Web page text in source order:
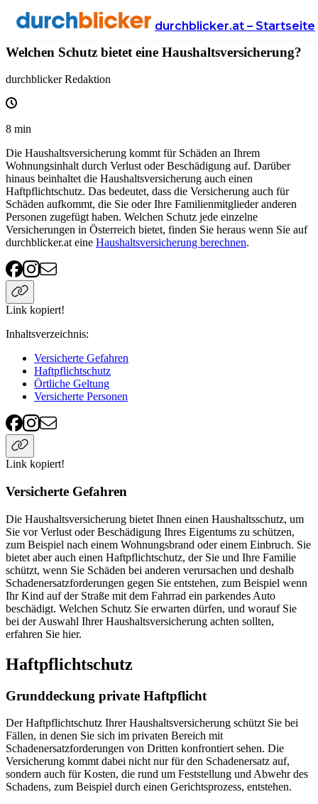
durchblicker.at – Startseite
Wissen Versicherung haushaltsversicherung
Welchen Schutz bietet eine Haushaltsversicherung?
durchblicker Redaktion
8 min
Die Haushaltsversicherung kommt für Schäden an Ihrem
Wohnungsinhalt durch Verlust oder Beschädigung auf. Darüber
hinaus beinhaltet die Haushaltsversicherung auch einen
Haftpflichtschutz. Das bedeutet, dass die Versicherung auch für
Schäden aufkommt, die Sie oder Ihre Familienmitglieder anderen
Personen zugefügt haben. Welchen Schutz jede einzelne
Versicherungen in Österreich bietet, finden Sie heraus wenn Sie auf
durchblicker.at eine Haushaltsversicherung berechnen.
Link kopiert!
Inhaltsverzeichnis:
Versicherte Gefahren
Haftpflichtschutz
Örtliche Geltung
Versicherte Personen
Link kopiert!
Versicherte Gefahren
Die Haushaltsversicherung bietet Ihnen einen Haushaltsschutz, um
Sie vor Verlust oder Beschädigung Ihres Eigentums zu schützen,
zum Beispiel nach einem Wohnungsbrand oder einem Einbruch. Sie
bietet aber auch einen Haftpflichtschutz, der Sie und Ihre Familie
schützt, wenn Sie Schäden bei anderen verursachen und deshalb
Schadenersatzforderungen gegen Sie entstehen, zum Beispiel wenn
Ihr Kind auf der Straße mit dem Fahrrad ein parkendes Auto
beschädigt. Welchen Schutz Sie erwarten dürfen, und worauf Sie
bei der Auswahl Ihrer Haushaltsversicherung achten sollten,
erfahren Sie hier.
Haftpflichtschutz
Grunddeckung private Haftpflicht
Der Haftpflichtschutz Ihrer Haushaltsversicherung schützt Sie bei
Fällen, in denen Sie sich im privaten Bereich mit
Schadenersatzforderungen von Dritten konfrontiert sehen. Die
Versicherung kommt dabei nicht nur für den Schadenersatz auf,
sondern auch für Kosten, die rund um Feststellung und Abwehr des
Schadens, zum Beispiel durch einen Gerichtsprozess, entstehen.